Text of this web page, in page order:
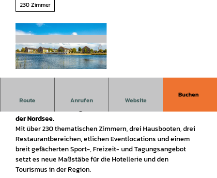
230 Zimmer
Route Anrufen Website
Buchen
Das neu eröffnete WANGERLAND RESORT am Wangermeer
der Nordsee.
Mit über 230 thematischen Zimmern, drei Hausbooten, drei
Restaurantbereichen, etlichen Eventlocations und einem
breit gefächerten Sport-, Freizeit- und Tagungsangebot
setzt es neue Maßstäbe für die Hotellerie und den
Tourismus in der Region.